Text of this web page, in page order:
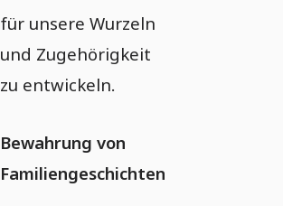
für unsere Wurzeln
und Zugehörigkeit
zu entwickeln.
Bewahrung von
Familiengeschichten